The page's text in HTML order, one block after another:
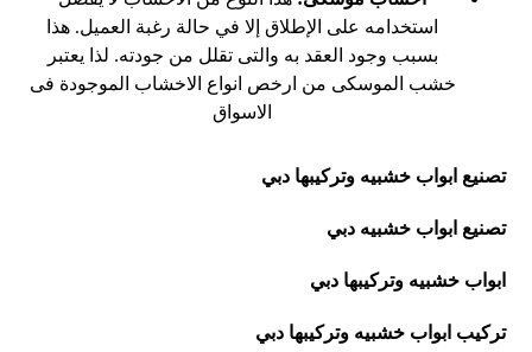
استخدامه على الإطلاق إلا في حالة رغبة العميل. هذا
بسبب وجود العقد به والتى تقلل من جودته. لذا يعتبر
خشب الموسكى من ارخص انواع الاخشاب الموجودة فى
الاسواق
تصنيع ابواب خشبيه وتركيبها دبي
تصنيع ابواب خشبيه دبي
ابواب خشبيه وتركيبها دبي
تركيب ابواب خشبيه وتركيبها دبي